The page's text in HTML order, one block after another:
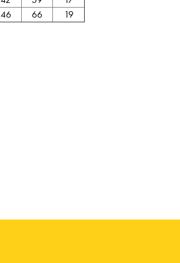
46 66 19